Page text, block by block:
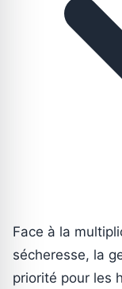
Face à la
sécheresse, la
priorité pour les